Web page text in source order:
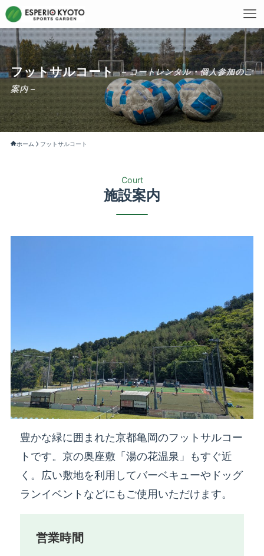
フットサルコート
– コートレンタル・個人参加のご
案内 –
ホーム フットサルコート
Court
施設案内
豊かな緑に囲まれた京都亀岡のフットサルコー
トです。京の奥座敷「湯の花温泉」もすぐ近
く。広い敷地を利用してバーベキューやドッグ
ランイベントなどにもご使用いただけます。
営業時間